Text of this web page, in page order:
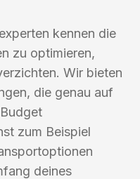
kennen die
zu optimieren,
Wir bieten
die genau auf
zum Beispiel
deines